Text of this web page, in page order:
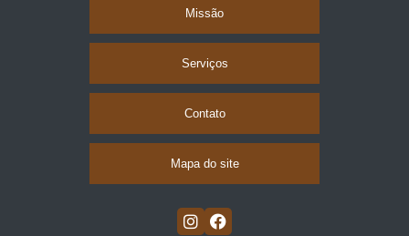
Missão
Serviços
Contato
Mapa do site